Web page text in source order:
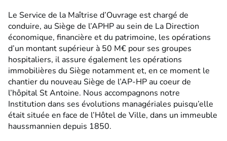
Le Service de la Maîtrise d’Ouvrage est chargé de
conduire, au Siège de l’APHP au sein de La Direction
économique, financière et du patrimoine, les opérations
d’un montant supérieur à 50 M€ pour ses groupes
hospitaliers, il assure également les opérations
immobilières du Siège notamment et, en ce moment le
chantier du nouveau Siège de l’AP-HP au coeur de
l’hôpital St Antoine. Nous accompagnons notre
Institution dans ses évolutions managériales puisqu’elle
était située en face de l’Hôtel de Ville, dans un immeuble
haussmannien depuis 1850.